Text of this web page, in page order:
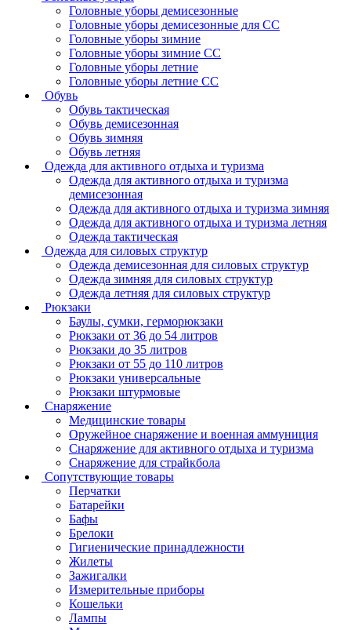
Головные уборы демисезонные
Головные уборы демисезонные для СС
Головные уборы зимние
Головные уборы зимние СС
Головные уборы летние
Головные уборы летние СС
Обувь
Обувь тактическая
Обувь демисезонная
Обувь зимняя
Обувь летняя
Одежда для активного отдыха и туризма
Одежда для активного отдыха и туризма
демисезонная
Одежда для активного отдыха и туризма зимняя
Одежда для активного отдыха и туризма летняя
Одежда тактическая
Одежда для силовых структур
Одежда демисезонная для силовых структур
Одежда зимняя для силовых структур
Одежда летняя для силовых структур
Рюкзаки
Баулы, сумки, герморюкзаки
Рюкзаки от 36 до 54 литров
Рюкзаки до 35 литров
Рюкзаки от 55 до 110 литров
Рюкзаки универсальные
Рюкзаки штурмовые
Снаряжение
Медицинские товары
Оружейное снаряжение и военная аммуниция
Снаряжение для активного отдыха и туризма
Снаряжение для страйкбола
Сопутствующие товары
Перчатки
Батарейки
Бафы
Брелоки
Гигиенические принадлежности
Жилеты
Зажигалки
Измерительные приборы
Кошельки
Лампы